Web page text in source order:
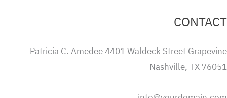
Patricia C. Amedee 4401 Waldeck Street
Nashville, TX